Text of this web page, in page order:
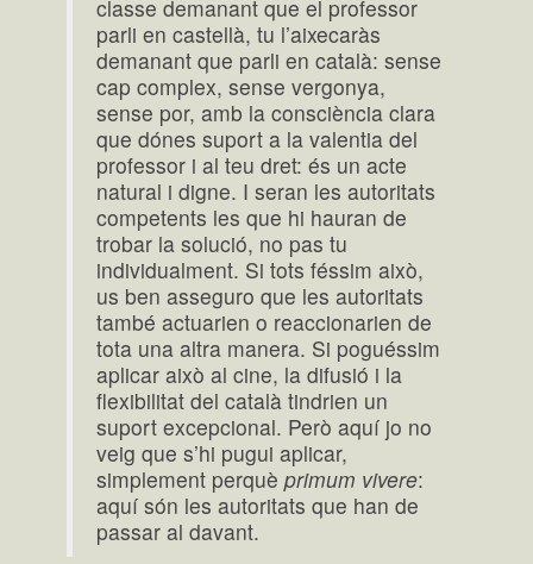
classe demanant que el professor
parli en castellà, tu l’aixecaràs
demanant que parli en català: sense
cap complex, sense vergonya,
sense por, amb la consciència clara
que dónes suport a la valentia del
professor i al teu dret: és un acte
natural i digne. I seran les autoritats
competents les que hi hauran de
trobar la solució, no pas tu
individualment. Si tots féssim això,
us ben asseguro que les autoritats
també actuarien o reaccionarien de
tota una altra manera. Si poguéssim
aplicar això al cine, la difusió i la
flexibilitat del català tindrien un
suport excepcional. Però aquí jo no
veig que s’hi pugui aplicar,
simplement perquèprimum vivere:
aquí són les autoritats que han de
passar al davant.